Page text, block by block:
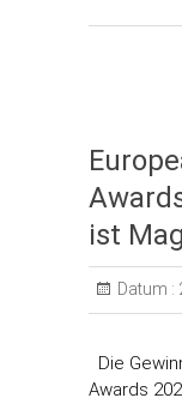
ist
Datum :
Die
Awards